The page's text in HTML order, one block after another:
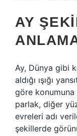
AY
Ay, Dünya gibi
aldığı ışığı
göre konumuna
parlak, diğer
evreleri adı
şekillerde